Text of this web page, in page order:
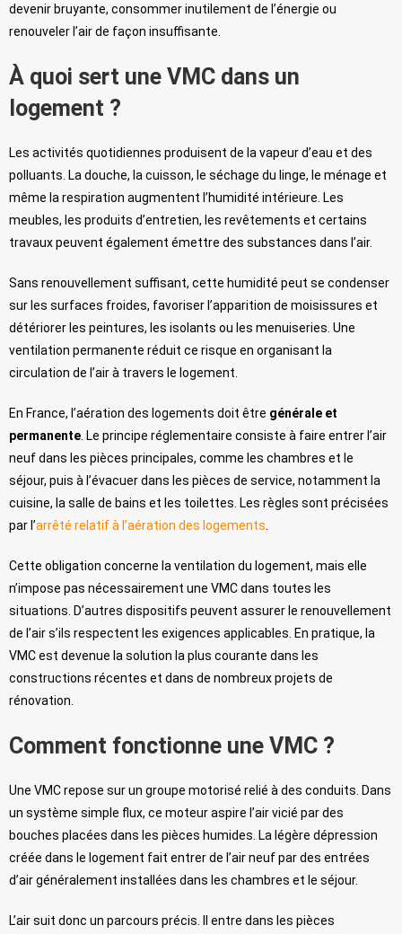
devenir bruyante, consommer inutilement de l’énergie ou
renouveler l’air de façon insuffisante.
À quoi sert une VMC dans un
logement ?
Les activités quotidiennes produisent de la vapeur d’eau et des
polluants. La douche, la cuisson, le séchage du linge, le ménage et
même la respiration augmentent l’humidité intérieure. Les
meubles, les produits d’entretien, les revêtements et certains
travaux peuvent également émettre des substances dans l’air.
Sans renouvellement suffisant, cette humidité peut se condenser
sur les surfaces froides, favoriser l’apparition de moisissures et
détériorer les peintures, les isolants ou les menuiseries. Une
ventilation permanente réduit ce risque en organisant la
circulation de l’air à travers le logement.
En France, l’aération des logements doit être générale et
permanente . Le principe réglementaire consiste à faire entrer l’air
neuf dans les pièces principales, comme les chambres et le
séjour, puis à l’évacuer dans les pièces de service, notamment la
cuisine, la salle de bains et les toilettes. Les règles sont précisées
par l’arrêté relatif à l’aération des logements
Cette obligation concerne la ventilation du logement, mais elle
n’impose pas nécessairement une VMC dans toutes les
situations. D’autres dispositifs peuvent assurer le renouvellement
de l’air s’ils respectent les exigences applicables. En pratique, la
VMC est devenue la solution la plus courante dans les
constructions récentes et dans de nombreux projets de
rénovation.
Comment fonctionne une VMC ?
Une VMC repose sur un groupe motorisé relié à des conduits. Dans
un système simple flux, ce moteur aspire l’air vicié par des
bouches placées dans les pièces humides. La légère dépression
créée dans le logement fait entrer de l’air neuf par des entrées
d’air généralement installées dans les chambres et le séjour.
L’air suit donc un parcours précis. Il entre dans les pièces